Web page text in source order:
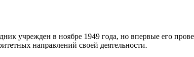
учрежден в ноябре 1949 года, но впервые его
направлений своей деятельности.